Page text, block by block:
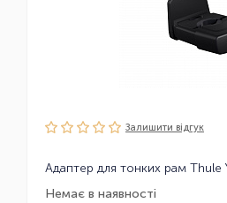
Залишити вiдгук
Немає в наявності